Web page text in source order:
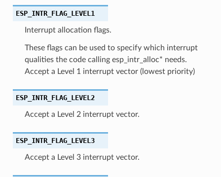
ESP_INTR_FLAG_LEVEL1
Interrupt allocation flags.
These flags can be used to specify which interrupt
qualities the code calling esp_intr_alloc* needs.
Accept a Level 1 interrupt vector (lowest priority)
ESP_INTR_FLAG_LEVEL2
Accept a Level 2 interrupt vector.
ESP_INTR_FLAG_LEVEL3
Accept a Level 3 interrupt vector.